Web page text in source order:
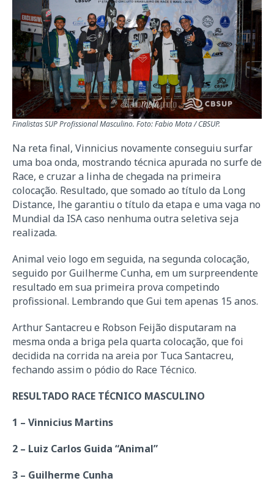
Finalistas SUP Profissional Masculino. Foto: Fabio Mota / CBSUP.
Na reta final, Vinnicius novamente conseguiu surfar
uma boa onda, mostrando técnica apurada no surfe de
Race, e cruzar a linha de chegada na primeira
colocação. Resultado, que somado ao título da Long
Distance, lhe garantiu o título da etapa e uma vaga no
Mundial da ISA caso nenhuma outra seletiva seja
realizada.
Animal veio logo em seguida, na segunda colocação,
seguido por Guilherme Cunha, em um surpreendente
resultado em sua primeira prova competindo
profissional. Lembrando que Gui tem apenas 15 anos.
Arthur Santacreu e Robson Feijão disputaram na
mesma onda a briga pela quarta colocação, que foi
decidida na corrida na areia por Tuca Santacreu,
fechando assim o pódio do Race Técnico.
RESULTADO RACE TÉCNICO MASCULINO
1 – Vinnicius Martins
2 – Luiz Carlos Guida “Animal”
3 – Guilherme Cunha